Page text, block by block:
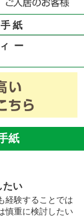
紙
ー
紙
たい
経験することでは
慎重に検討したい